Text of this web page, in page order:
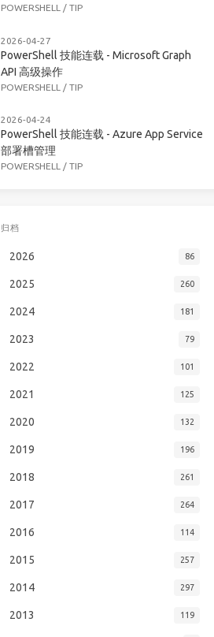
POWERSHELL / TIP
2026-04-27
PowerShell 技能连载 - Microsoft Graph
API 高级操作
POWERSHELL / TIP
2026-04-24
PowerShell 技能连载 - Azure App Service
部署槽管理
POWERSHELL / TIP
归档
2026 86
2025 260
2024 181
2023 79
2022 101
2021 125
2020 132
2019 196
2018 261
2017 264
2016 114
2015 257
2014 297
2013 119